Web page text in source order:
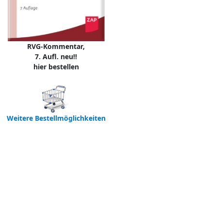
RVG-Kommentar,
7. Aufl. neu!!
hier bestellen
Weitere Bestellmöglichkeiten